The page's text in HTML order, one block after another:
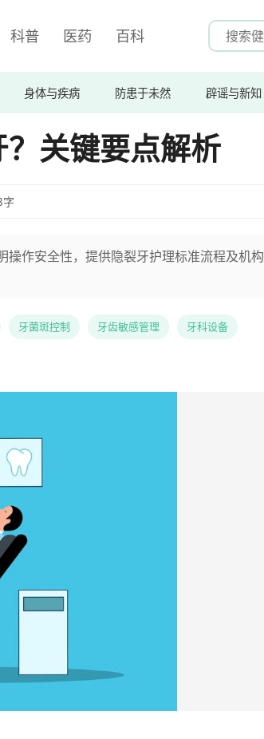
科普 医药 百科
身体与疾病 防患于未然 辟谣与新知
关键要点解析
作安全性，提供隐裂牙护理标准流程及机构
牙菌斑控制 牙齿敏感管理 牙科设备